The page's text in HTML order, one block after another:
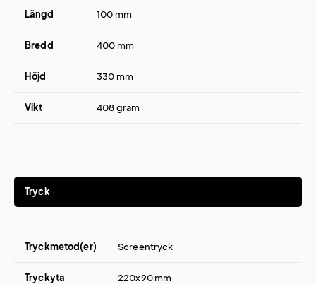
Längd 100 mm
Bredd 400 mm
Höjd 330 mm
Vikt 408 gram
Tryck
Tryckmetod(er) Screentryck
Tryckyta 220x90 mm